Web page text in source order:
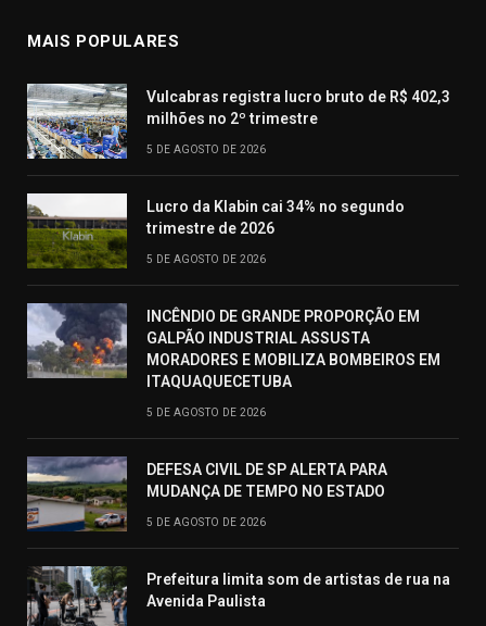
MAIS POPULARES
Vulcabras registra lucro bruto de R$ 402,3
milhões no 2º trimestre
5 DE AGOSTO DE 2026
Lucro da Klabin cai 34% no segundo
trimestre de 2026
5 DE AGOSTO DE 2026
INCÊNDIO DE GRANDE PROPORÇÃO EM
GALPÃO INDUSTRIAL ASSUSTA
MORADORES E MOBILIZA BOMBEIROS EM
ITAQUAQUECETUBA
5 DE AGOSTO DE 2026
DEFESA CIVIL DE SP ALERTA PARA
MUDANÇA DE TEMPO NO ESTADO
5 DE AGOSTO DE 2026
Prefeitura limita som de artistas de rua na
Avenida Paulista